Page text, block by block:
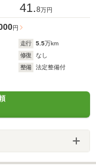
41.8万円
円
走行 5.5万km
修復
なし
整備
法定整備付